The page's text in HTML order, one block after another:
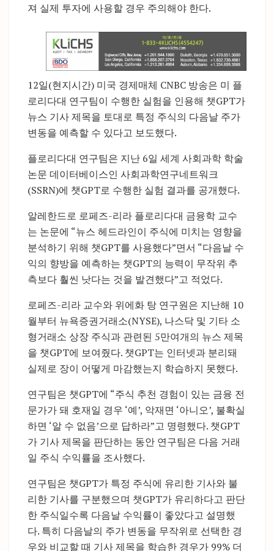
져 실제 투자에 사용할 경우 주의해야 한다.
12일(현지시간) 미국 경제매체 CNBC 방송은 미 플
로리다대 연구팀이 수행한 실험을 인용해 챗GPT가
뉴스 기사 제목을 토대로 특정 주식의 다음날 주가
변동을 예측할 수 있다고 보도했다.
플로리다대 연구팀은 지난 6일 세계 사회과학 학술
논문 데이터베이스인 사회과학연구네트워크
(SSRN)에 챗GPT로 수행한 실험 결과를 공개했다.
알레한드로 로페즈-리라 플로리다대 금융학 교수
는 논문에 “뉴스 헤드라인이 주식에 미치는 영향을
분석하기 위해 챗GPT를 사용했다”면서 “다음날 수
익의 향방을 예측하는 챗GPT의 능력이 무작위 추
측보다 훨씬 낫다는 것을 발견했다”고 적었다.
로페즈-리라 교수와 위에화 탕 연구원은 지난해 10
월부터 뉴욕증권거래소(NYSE), 나스닥 및 기타 소
형거래소 상장 주식과 관련된 5만여개의 뉴스 제목
을 챗GPT에 보여줬다. 챗GPT는 인터넷과 분리돼
실제로 장이 어떻게 마감했는지 학습하지 못했다.
연구팀은 챗GPT에 “주식 추천 경험이 있는 금융 전
문가가 돼 호재일 경우 ‘예’, 악재면 ‘아니오’, 불확실
하면 ‘알 수 없음’으로 답하라”고 명령했다. 챗GPT
가 기사 제목을 판단하는 동안 연구팀은 다음 거래
일 주식 수익률을 조사했다.
연구팀은 챗GPT가 특정 주식에 유리한 기사와 불
리한 기사를 구분했으며 챗GPT가 유리하다고 판단
한 주식일수록 다음날 수익률이 좋았다고 설명했
다. 특히 다음날의 주가 변동을 무작위로 선택한 경
우와 비교할 때 기사 제목을 학습한 경우가 99% 더